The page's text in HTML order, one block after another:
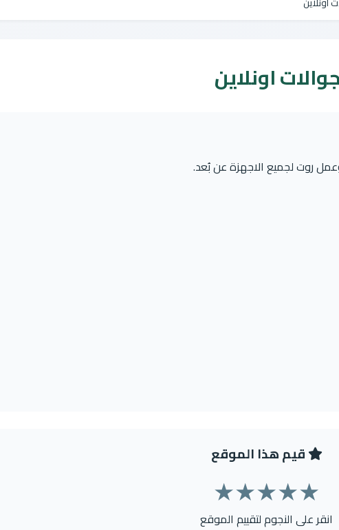
اونلاين
روت لجميع الاجهزة عن بُعد.
قيم هذا الموقع
★
★
★
★
★
انقر على النجوم لتقييم الموقع